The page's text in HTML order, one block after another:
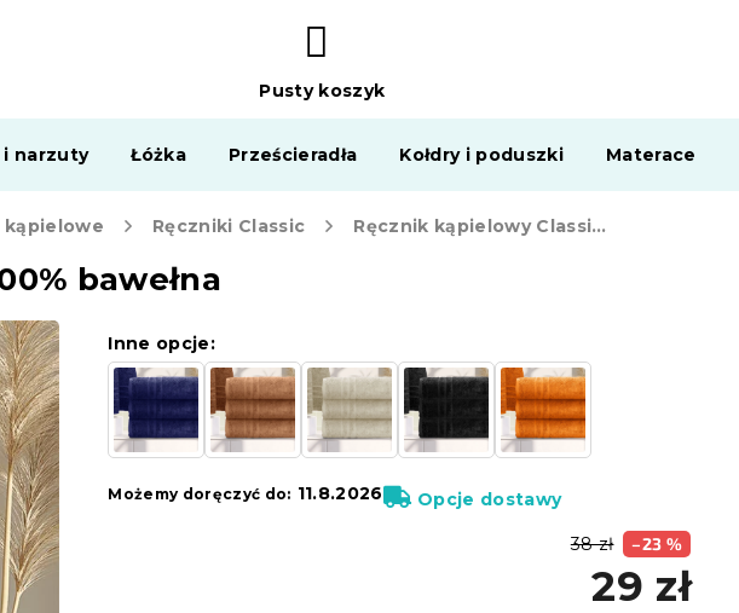
KOSZYK
Pusty koszyk
i narzuty Łóżka Prześcieradła Kołdry i poduszki Materace
kąpielowe Ręczniki Classic Ręcznik kąpielowy Classic 70 x 140 cm lazurowy, 100% bawełna
bawełna
38 zł –23 %
29 zł
Inne opcje:
Możemy doręczyć do: 11.8.2026 Opcje dostawy